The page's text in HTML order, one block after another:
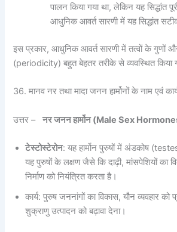
पालन किया गया था, लेकिन यह सिद्धांत
आधुनिक आवर्त सारणी में यह सिद्धांत
इस प्रकार, आधुनिक आवर्त सारणी में तत्वों के गुणों
(periodicity) बहुत बेहतर तरीके से व्यवस्थित किया
36. मानव नर तथा मादा जनन हार्मोनों के नाम एवं
उत्तर –नर जनन हार्मोन (Male Sex
टेस्टोस्टेरोन: यह हार्मोन पुरुषों में अंडकोष (testes)
यह पुरुषों के लक्षण जैसे कि दाढ़ी, मांसपेशियों का
निर्माण को नियंत्रित करता है।
कार्य: पुरुष जननांगों का विकास, यौन व्यवहार को
शुक्राणु उत्पादन को बढ़ावा देना।